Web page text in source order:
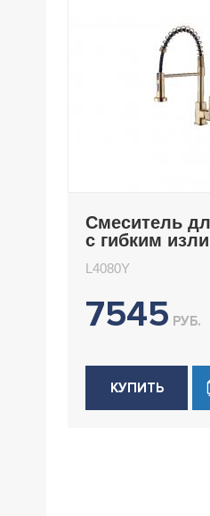
Смеситель
с гибким
L4080Y
7545 РУБ.
КУПИТЬ